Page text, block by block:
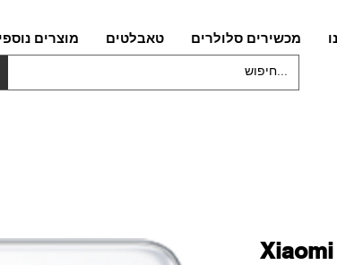
מכשירים סלולרים טאבלטים מוצרים
Xiaomi